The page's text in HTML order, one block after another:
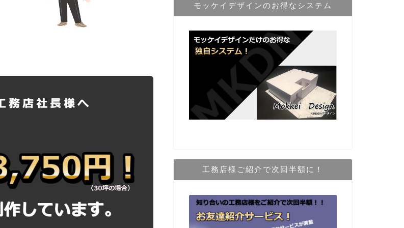
モッケイデザインのお得なシステム
工務店様ご紹介で次回半額に！